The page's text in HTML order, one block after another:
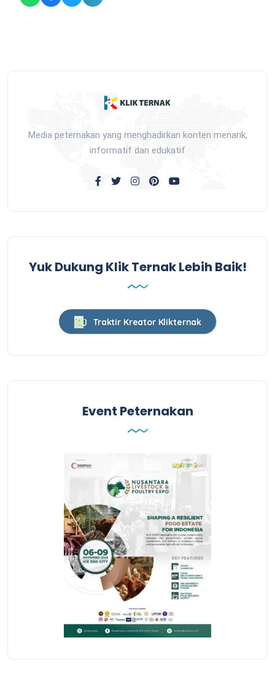
Media peternakan yang menghadirkan konten menarik,
informatif dan edukatif
Yuk Dukung Klik Ternak Lebih Baik!
Traktir Kreator Klikternak
Event Peternakan